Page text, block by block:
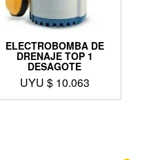
ELECTROBOMBA DE
DRENAJE TOP 1
DESAGOTE
UYU $ 10.063